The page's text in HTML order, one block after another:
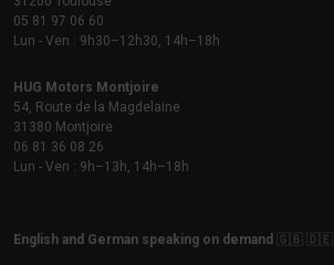
05 81 97 06 60
Lun - Ven : 9h30–12h30, 14h–18h
HUG Motors Montjoire
54, Route de la Magdelaine
31380 Montjoire
06 81 36 08 26
Lun - Ven : 9h–13h, 14h–18h
English and German speaking on demand 🇬🇧 🇩🇪